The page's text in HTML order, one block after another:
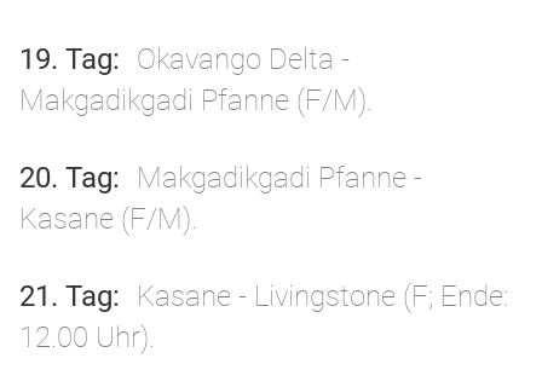
19. Tag
Okavango Delta -
Makgadikgadi Pfanne (F/M).
20. Tag
Makgadikgadi Pfanne -
Kasane (F/M).
21. Tag
Kasane - Livingstone (F; Ende:
12.00 Uhr).